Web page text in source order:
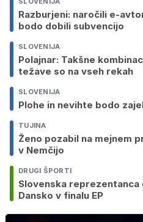
Razburjeni: naročili e-
bodo dobili subvencijo
SLOVENIJA
Polajnar: Takšne
težave so na vseh rekah
SLOVENIJA
Plohe in nevihte bodo
TUJINA
Ženo pozabil na mejnem
v Nemčijo
DRUGI ŠPORTI
Slovenska reprezentanca
Dansko v finalu EP